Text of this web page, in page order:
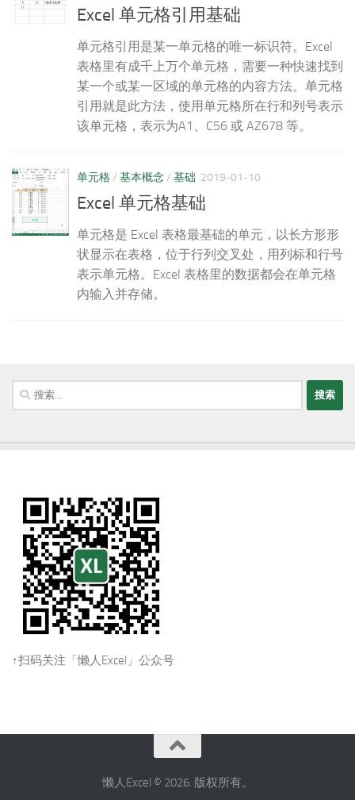
Excel 单元格引用基础
单元格引用是某一单元格的唯一标识符。Excel
表格里有成千上万个单元格，需要一种快速找到
某一个或某一区域的单元格的内容方法。单元格
引用就是此方法，使用单元格所在行和列号表示
该单元格，表示为A1、C56 或 AZ678 等。
单元格/ 基本概念 / 基础 2019-01-10
Excel 单元格基础
单元格是 Excel 表格最基础的单元，以长方形形
状显示在表格，位于行列交叉处，用列标和行号
表示单元格。Excel 表格里的数据都会在单元格
内输入并存储。
搜
索：
↑扫码关注「懒人Excel」公众号
懒人Excel © 2026. 版权所有。